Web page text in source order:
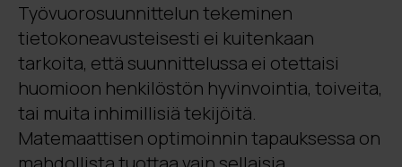
Työvuorosuunnittelun tekeminen
tietokoneavusteisesti ei kuitenkaan
tarkoita, että suunnittelussa ei otettaisi
huomioon henkilöstön hyvinvointia, toiveita,
tai muita inhimillisiä tekijöitä.
Matemaattisen optimoinnin tapauksessa on